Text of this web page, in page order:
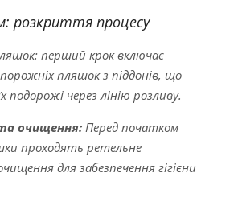
розкриття процесу
перший крок включає
пляшок з піддонів, що
подорожі через лінію розливу.
очищення:Перед початком
проходять ретельне
для забезпечення гігієни